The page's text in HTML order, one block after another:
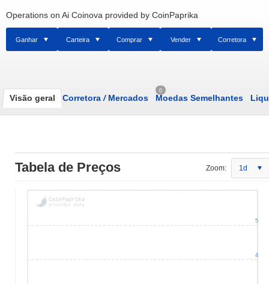
Operations on Ai Coinova provided by CoinPaprika
Ganhar Carteira Comprar Vender Corretora
Visão geral Corretora /Mercados
0
Moedas Semelhantes
Tabela de Preços Zoom: 1d
4
5